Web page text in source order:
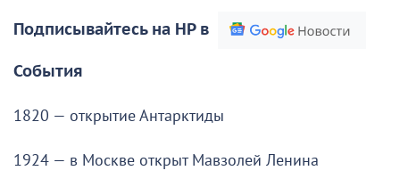
Подписывайтесь на НР в
События
1820 — открытие Антарктиды
1924 — в Москве открыт Мавзолей Ленина